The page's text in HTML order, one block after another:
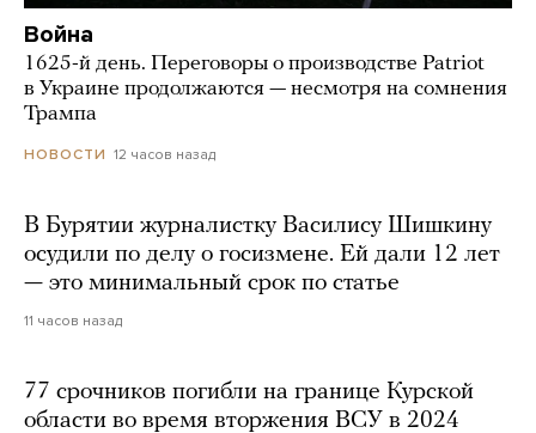
Война
1625-й день. Переговоры о производстве Patriot
в Украине продолжаются — несмотря на сомнения
Трампа
НОВОСТИ 12 часов назад
В Бурятии журналистку Василису Шишкину
осудили по делу о госизмене. Ей дали 12 лет
— это минимальный срок по статье
11 часов назад
77 срочников погибли на границе Курской
области во время вторжения ВСУ в 2024